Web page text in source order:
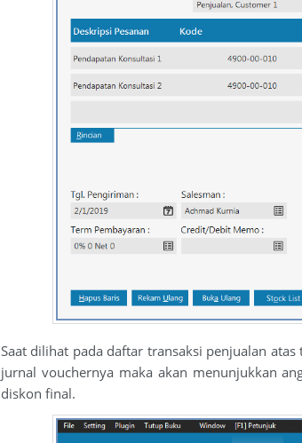
Saat dilihat pada daftar transaksi penjualan
jurnal vouchernya maka akan menunjukkan
diskon final.